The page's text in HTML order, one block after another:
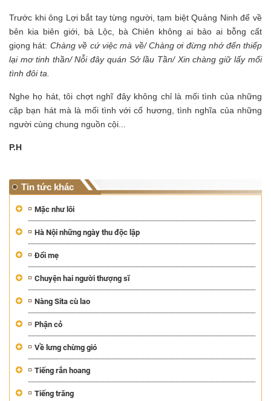
Trước khi ông Lợi bắt tay từng người, tạm biệt Quảng Ninh để về
bên kia biên giới, bà Lộc, bà Chiên không ai bảo ai bỗng cất
giọng hát: Chàng về cứ việc mà về/ Chàng ơi đừng nhớ đến thiếp
lại mơ tinh thần/ Nỗi đây quán Sở lầu Tần/ Xin chàng giữ lấy mối
tình đôi ta.
Nghe họ hát, tôi chợt nghĩ đây không chỉ là mối tình của những
cặp bạn hát mà là mối tình với cố hương, tình nghĩa của những
người cùng chung nguồn cội...
P.H
Tin tức khác
Mặc như lôi
Hà Nội những ngày thu độc lập
Đổi mẹ
Chuyện hai người thượng sĩ
Nàng Sita cù lao
Phận cỏ
Về lưng chừng gió
Tiếng rắn hoang
Tiếng trăng